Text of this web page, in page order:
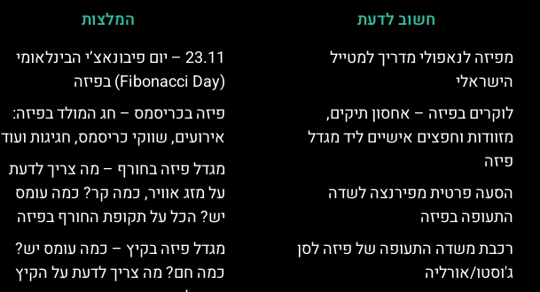
חשוב לדעת
מפיזה לנאפולי מדריך למטייל
הישראלי
לוקרים בפיזה – אחסון תיקים,
מזוודות וחפצים אישיים ליד מגדל
פיזה
הסעה פרטית מפירנצה לשדה
התעופה בפיזה
רכבת משדה התעופה של פיזה לסן
ג'וסטו/אורליה
המלצות
23.11 – יום פיבונאצ’י הבינלאומי
(Fibonacci Day) בפיזה
פיזה בכריסמס – חג המולד בפיזה:
אירועים, שווקי כריסמס, חגיגות ועוד
מגדל פיזה בחורף – מה צריך לדעת
על מזג אוויר, כמה קר? כמה עומס
יש? הכל על תקופת החורף בפיזה
מגדל פיזה בקיץ – כמה עומס יש?
כמה חם? מה צריך לדעת על הקיץ